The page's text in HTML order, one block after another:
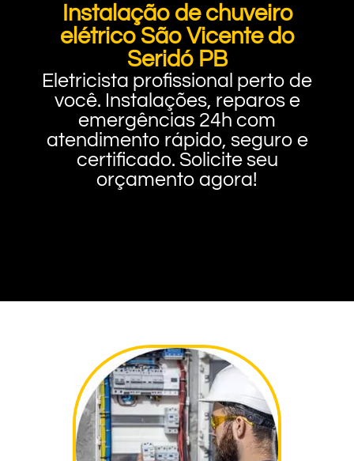
Instalação de chuveiro
elétrico São Vicente do
Seridó PB
Eletricista profissional perto de
você. Instalações, reparos e
emergências 24h com
atendimento rápido, seguro e
certificado. Solicite seu
orçamento agora!